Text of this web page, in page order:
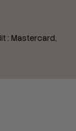
: Mastercard,